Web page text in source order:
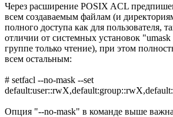
Через расширение POSIX ACL
всем создаваемым файлам (и
полного доступа как для пользователя,
отличии от системных установок
группе только чтение), при этом
всем остальным:
# setfacl --no-mask --set
Опция "--no-mask" в команде выше